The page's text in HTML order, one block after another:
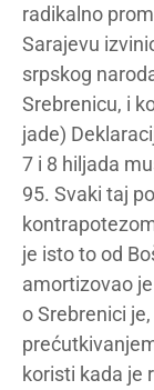
radikalno
Sarajevu
srpskog
Srebrenicu, i
jade)
7 i 8 hiljada
95. Svaki taj
je isto to od
amortizovao
o Srebrenici
koristi kada je